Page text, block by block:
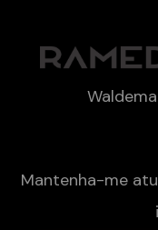
Mantenha-me